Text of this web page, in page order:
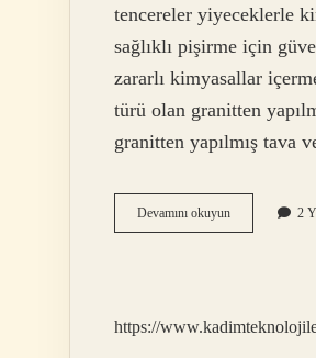
tencereler yiyeceklerle
sağlıklı pişirme için
zararlı kimyasallar
türü olan granitten
granitten yapılmış tava
Devamını okuyunGranit
Malzeme
2
https://